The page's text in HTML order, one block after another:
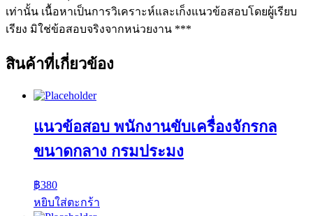
เท่านั้น เนื้อหาเป็นการวิเคราะห์และเก็งแนวข้อสอบโดยผู้เรียบ
เรียง มิใช่ข้อสอบจริงจากหน่วยงาน ***
สินค้าที่เกี่ยวข้อง
แนวข้อสอบ พนักงานขับเครื่องจักรกล
ขนาดกลาง กรมประมง
฿380
หยิบใส่ตะกร้า